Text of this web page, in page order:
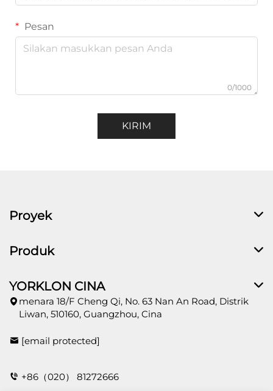
Pesan
0/1000
KIRIM
Proyek
Produk
YORKLON CINA
menara 18/F Cheng Qi, No. 63 Nan An Road, Distrik
Liwan, 510160, Guangzhou, Cina
[email protected]
+86（020） 81272666